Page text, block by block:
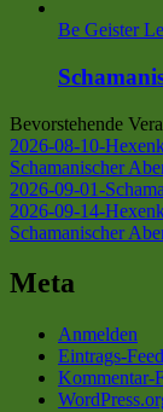
Be Geister
Bevorstehende
2026-08-10-
Schamanischer
2026-09-01-
2026-09-14-
Schamanischer
Meta
Anmelden
Eintrags-Feed
Kommentar-